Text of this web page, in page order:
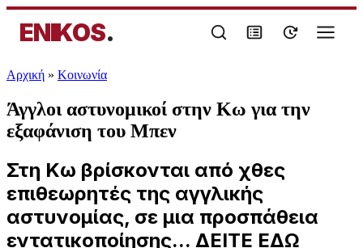
ENIKOS.
Αρχική » Κοινωνία
Άγγλοι αστυνομικοί στην Κω για την
εξαφάνιση του Μπεν
Στη Κω βρίσκονται από χθες
επιθεωρητές της αγγλικής
αστυνομίας, σε μια προσπάθεια
εντατικοποίησης... ΔΕΙΤΕ ΕΔΩ